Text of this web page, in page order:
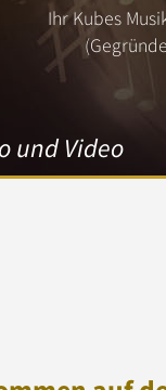
Ihr Kubes
und Video